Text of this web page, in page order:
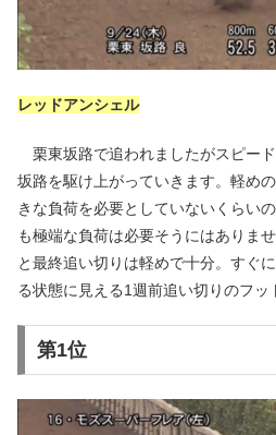
レッドアンシェル
栗東坂路で追われましたがスピー
坂路を駆け上がっていきます。軽め
きな負荷を必要としていないくらい
も極端な負荷は必要そうにはありま
と最終追い切りは軽めで十分。すぐ
る状態に見える1週前追い切りのフッ
第1位